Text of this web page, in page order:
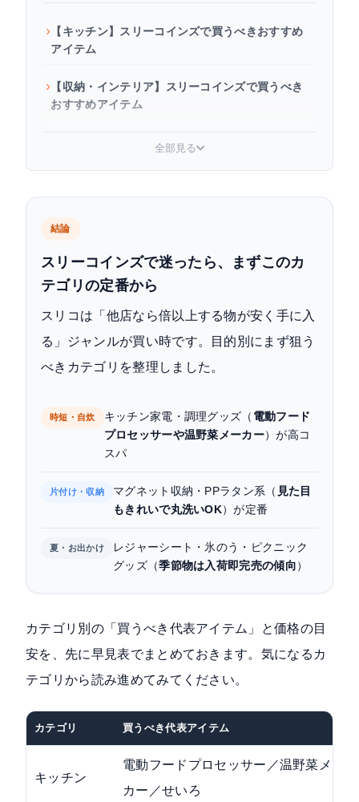
【キッチン】スリーコインズで買うべきおすすめ
アイテム
【収納・インテリア】スリーコインズで買うべき
おすすめアイテム
【掃除・日用品】スリーコインズで買うべきおす
【季節・お出かけ・推し活】スリーコインズで買
失敗しない「買うべき」の見極め方
通販で買うときの注意点｜定価より高いことも
よくある質問（FAQ）
全部見る
結論
スリーコインズで迷ったら、まずこのカ
テゴリの定番から
スリコは「他店なら倍以上する物が安く手に入
る」ジャンルが買い時です。目的別にまず狙う
べきカテゴリを整理しました。
時短・自炊 キッチン家電・調理グッズ（ 電動フード
プロセッサーや温野菜メーカー）が高コ
スパ
片付け・収納 マグネット収納・PPラタン系（ 見た目
もきれいで丸洗いOK）が定番
夏・お出かけ
レジャーシート・氷のう・ピクニック
グッズ（季節物は入荷即完売の傾向）
カテゴリ別の「買うべき代表アイテム」と価格の目
安を、先に早見表でまとめておきます。気になるカ
テゴリから読み進めてみてください。
カテゴリ 買うべき代表アイテム
キッチン
電動フードプロセッサー／温野菜メー
カー／せいろ